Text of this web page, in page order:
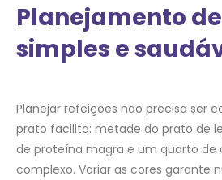
Planejamento
simples e
Planejar refeições não precisa ser
prato facilita: metade do prato de
de proteína magra e um quarto de
complexo. Variar as cores garante